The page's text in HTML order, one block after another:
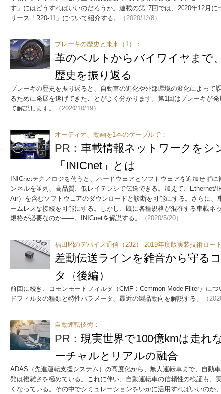
す」にはどうすればいいのだろうか。連載の第17回では、2020年12月
リース「R20-11」について紹介する。
（2020/12/8）
ブレーキの歴史と未来（1）：
革のベルトからバイワイヤまで
歴史を振り返る
ブレーキの歴史を振り返ると、自動車の進化や外部環境の変化によって
るために発展を遂げてきたことがよく分かります。第1回はブレーキが
て解説します。
（2020/10/19）
オーディオ、動画を1本のケーブルで：
PR： 車載情報ネットワークをシ
「INICnet」とは
INICnetテクノロジを使うと、ハードウェアとソフトウェアを追加せず
ンネルを並列、高品質、低レイテンシで伝送できる。加えて、Ethernet/
Air）を含むソフトウェアのダウンロードと診断を可能にする。さらに、
ームレスな接続を可能にする。しかし、既に各種規格が混在する車載ネ
規格が必要なのか――。INICnetを解説する。
（2020/5/20）
福田昭のデバイス通信（232） 2019年度版実装技術ロー
差動伝送ラインを雑音から守る
タ（後編）
前回に続き、コモンモードフィルタ（CMF：Common Mode Filter）に
ドフィルタの種類と特性パラメータ、最近の製品動向を解説する。
（
自動運転技術：
PR： 現実世界で100億kmは走れ
ーチャルとリアルの融合
ADAS（先進運転支援システム）の高度化から、無人運転車まで、自動
発は複雑さを極めている。これに伴い、自動運転車の信頼性の検証も、
くなっている。その中でシミュレーションをいかに活用すればいいのか